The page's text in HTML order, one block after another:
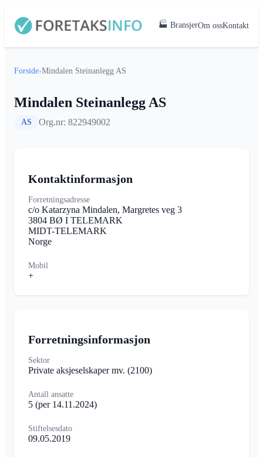
🏭 BransjerOm ossKontakt
Forside›Mindalen Steinanlegg AS
Mindalen Steinanlegg AS
AS Org.nr: 822949002
Kontaktinformasjon
Forretningsadresse
c/o Katarzyna Mindalen, Margretes veg 3
3804 BØ I TELEMARK
MIDT-TELEMARK
Norge
Mobil
+
Forretningsinformasjon
Sektor
Private aksjeselskaper mv. (2100)
Antall ansatte
5 (per 14.11.2024)
Stiftelsesdato
09.05.2019